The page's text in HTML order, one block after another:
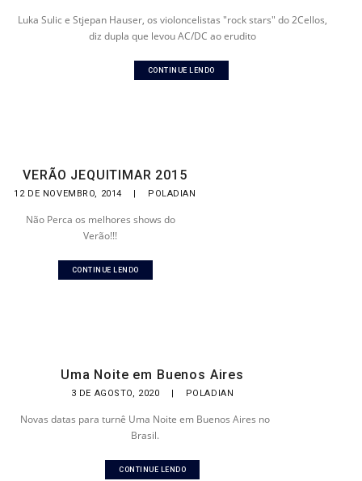
Luka Sulic e Stjepan Hauser, os violoncelistas "rock stars" do 2Cellos,
diz dupla que levou AC/DC ao erudito
CONTINUE LENDO
VERÃO JEQUITIMAR 2015
12 DE NOVEMBRO, 2014 | POLADIAN
Não Perca os melhores shows do
Verão!!!
CONTINUE LENDO
Uma Noite em Buenos Aires
3 DE AGOSTO, 2020 | POLADIAN
Novas datas para turnê Uma Noite em Buenos Aires no
Brasil.
CONTINUE LENDO